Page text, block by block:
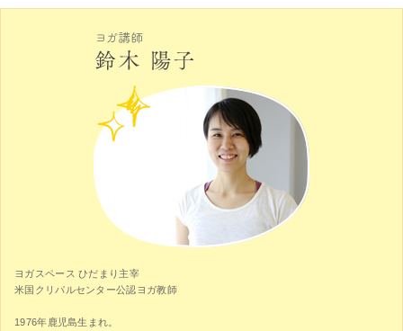
ヨガスペース ひだまり主宰
米国クリパルセンター公認ヨガ教師
1976年鹿児島生まれ。